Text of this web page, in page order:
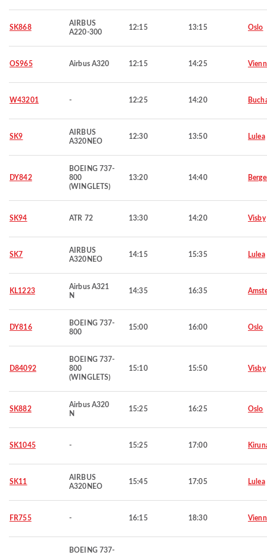
SK868
AIRBUS
A220-300
12:15 13:15 Oslo
OS965 Airbus A320 12:15 14:25
W43201 - 12:25 14:20
SK9
AIRBUS
A320NEO
12:30 13:50 Lulea
DY842
BOEING 737-
800
(WINGLETS)
13:20 14:40
SK94 ATR 72 13:30 14:20 Visby
SK7
AIRBUS
A320NEO
14:15 15:35 Lulea
KL1223
Airbus A321
N
14:35 16:35
DY816
BOEING 737-
800
15:00 16:00 Oslo
D84092
BOEING 737-
800
(WINGLETS)
15:10 15:50 Visby
SK882
Airbus A320
N
15:25 16:25 Oslo
SK1045 - 15:25 17:00
SK11
AIRBUS
A320NEO
15:45 17:05 Lulea
FR755 - 16:15 18:30
BOEING 737-